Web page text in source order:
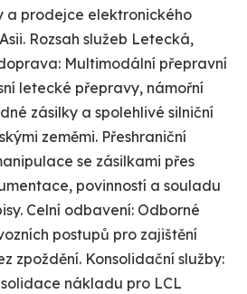
a prodejce elektronického
Rozsah služeb Letecká,
Multimodální přepravní
letecké přepravy, námořní
zásilky a spolehlivé silniční
zeměmi. Přeshraniční
se zásilkami přes
povinností a souladu
Celní odbavení: Odborné
postupů pro zajištění
zpoždění. Konsolidační služby:
nákladu pro LCL